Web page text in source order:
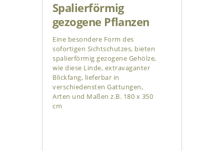
Spalierförmig
gezogene Pflanzen
Eine besondere Form des
sofortigen Sichtschutzes, bieten
spalierförmig gezogene Gehölze,
wie diese Linde, extravaganter
Blickfang, lieferbar in
verschiedensten Gattungen,
Arten und Maßen z.B. 180 x 350
cm